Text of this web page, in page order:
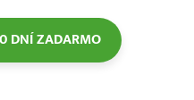
DNÍ ZADARMO